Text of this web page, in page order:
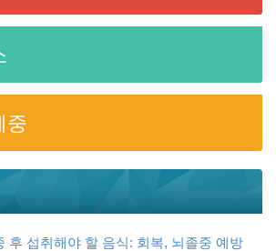
중
후 섭취해야 할 음식: 회복, 뇌졸중 예방